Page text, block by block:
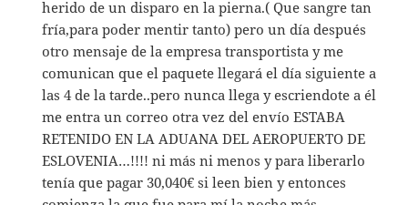
herido de un disparo en la pierna.( Que sangre tan
fría,para poder mentir tanto) pero un día después
otro mensaje de la empresa transportista y me
comunican que el paquete llegará el día siguiente a
las 4 de la tarde..pero nunca llega y escriendote a él
me entra un correo otra vez del envío ESTABA
RETENIDO EN LA ADUANA DEL AEROPUERTO DE
ESLOVENIA…!!!! ni más ni menos y para liberarlo
tenía que pagar 30,040€ si leen bien y entonces